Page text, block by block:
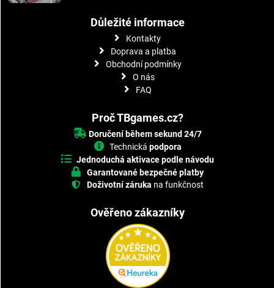
Důležité informace
Kontakty
Doprava a platba
Obchodní podmínky
O nás
FAQ
Proč TBgames.cz?
Doručení během sekund 24/7
Technická podpora
Jednoduchá aktivace podle návodu
Garantované bezpečné platby
Doživotní záruka na funkčnost
Ověřeno zákazníky